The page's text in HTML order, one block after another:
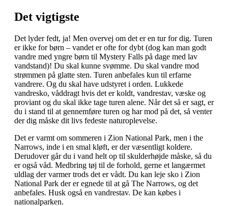
Det vigtigste
Det lyder fedt, ja! Men overvej om det er en tur for dig. Turen
er ikke for børn – vandet er ofte for dybt (dog kan man godt
vandre med yngre børn til Mystery Falls på dage med lav
vandstand)! Du skal kunne svømme. Du skal vandre mod
strømmen på glatte sten. Turen anbefales kun til erfarne
vandrere. Og du skal have udstyret i orden. Lukkede
vandresko, våddragt hvis det er koldt, vandrestav, væske og
proviant og du skal ikke tage turen alene. Når det så er sagt, er
du i stand til at gennemføre turen og har mod på det, så venter
der dig måske dit livs fedeste naturoplevelse.
Det er varmt om sommeren i Zion National Park, men i the
Narrows, inde i en smal kløft, er der væsentligt koldere.
Derudover går du i vand helt op til skulderhøjde måske, så du
er også våd. Medbring tøj til de forhold, gerne et langærmet
uldlag der varmer trods det er vådt. Du kan leje sko i Zion
National Park der er egnede til at gå The Narrows, og det
anbefales. Husk også en vandrestav. De kan købes i
nationalparken.